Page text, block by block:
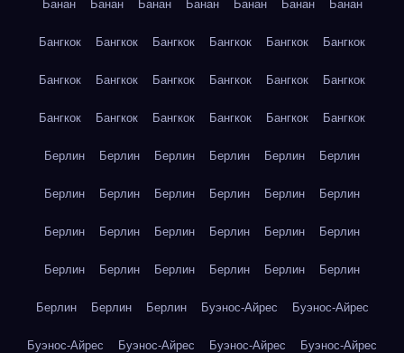
Банан Банан Банан Банан Банан Банан Банан
Бангкок Бангкок Бангкок Бангкок Бангкок Бангкок
Бангкок Бангкок Бангкок Бангкок Бангкок Бангкок
Бангкок Бангкок Бангкок Бангкок Бангкок Бангкок
Берлин Берлин Берлин Берлин Берлин Берлин
Берлин Берлин Берлин Берлин Берлин Берлин
Берлин Берлин Берлин Берлин Берлин Берлин
Берлин Берлин Берлин Берлин Берлин Берлин
Берлин Берлин Берлин Буэнос-Айрес Буэнос-Айрес
Буэнос-Айрес Буэнос-Айрес Буэнос-Айрес Буэнос-Айрес